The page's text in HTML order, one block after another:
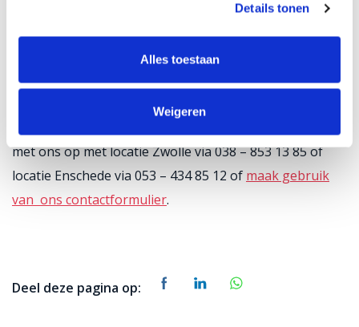
Details tonen
Alles toestaan
Weigeren
subsidiemogelijkheden
met VInnovate 2026?
Ben jij bezig met een grensverleggende innovatie die je
versneld op de markt wilt brengen? Of vraag jij je af of
met ons op met locatie Zwolle via 038 – 853 13 85 of
locatie Enschede via 053 – 434 85 12 of maak gebruik
van ons contactformulier.
Deel deze pagina op: